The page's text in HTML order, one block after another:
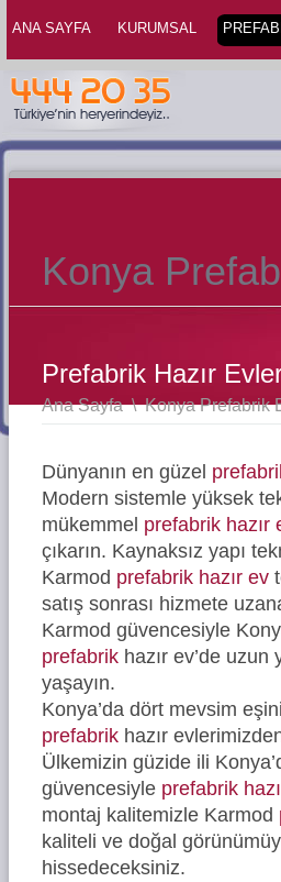
ANA SAYFA KURUMSAL
Konya
Prefabrik Hazır
Ana Sayfa \Konya Prefabrik
Dünyanın en güzel
Modern sistemle yüksek
mükemmel prefabrik hazır
çıkarın. Kaynaksız yapı
Karmod prefabrik hazır ev
satış sonrası hizmete
Karmod güvencesiyle
prefabrik hazır ev’de
yaşayın.
Konya’da dört mevsim
prefabrik hazır
Ülkemizin güzide ili
güvencesiyle prefabrik
montaj kalitemizle Karmod
kaliteli ve doğal
hissedeceksiniz.